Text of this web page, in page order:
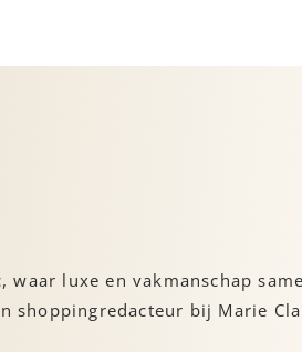
luxe en vakmanschap
bij Marie